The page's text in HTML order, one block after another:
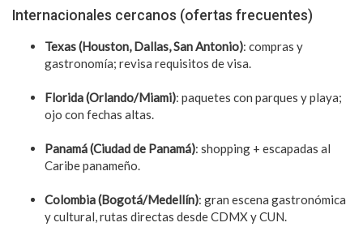
Internacionales cercanos (ofertas frecuentes)
Texas (Houston, Dallas, San Antonio): compras y
gastronomía; revisa requisitos de visa.
Florida (Orlando/Miami): paquetes con parques y playa;
ojo con fechas altas.
Panamá (Ciudad de Panamá): shopping + escapadas al
Caribe panameño.
Colombia (Bogotá/Medellín): gran escena gastronómica
y cultural, rutas directas desde CDMX y CUN.